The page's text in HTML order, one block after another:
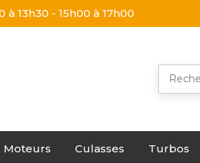
13h30 - 15h00 à 17h00
Moteurs Culasses Turbos